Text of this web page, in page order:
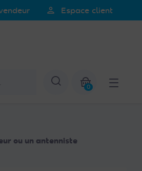
person Espace client
Afficher la
0
ou un antenniste